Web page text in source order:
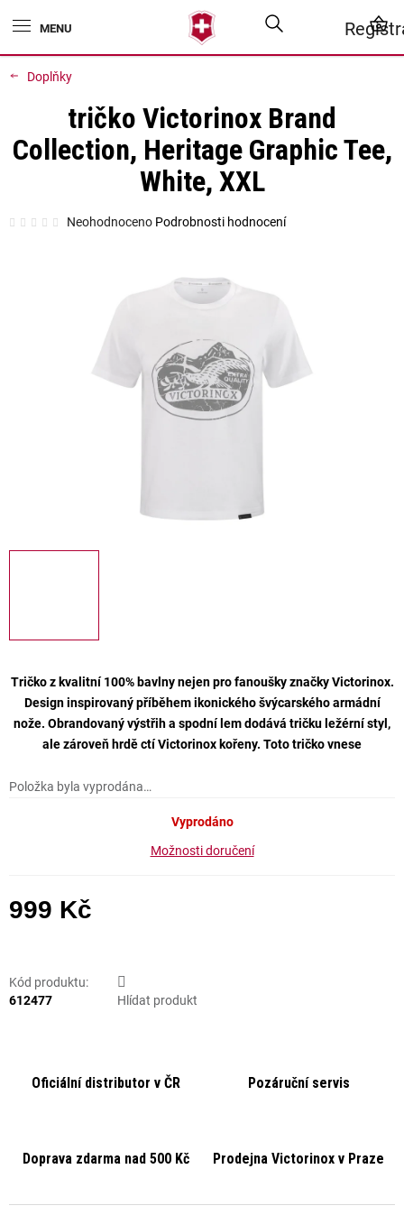
na
Doplňky
Tričko z kvalitní 100% bavlny nejen pro fanoušky značky Victorinox.
Design inspirovaný příběhem ikonického švýcarského armádní
nože. Obrandovaný výstřih a spodní lem dodává tričku ležérní styl,
ale zároveň hrdě ctí Victorinox kořeny. Toto tričko vnese
Položka byla vyprodána…
Vyprodáno
Možnosti doručení
999 Kč
Kód produktu:
612477
Hlídat produkt
tričko Victorinox Brand
Collection, Heritage Graphic Tee,
White, XXL
Průměrné
hodnocení
Neohodnoceno Podrobnosti hodnocení
Oficiální distributor v ČR Pozáruční servis
Doprava zdarma nad 500 Kč Prodejna Victorinox v Praze